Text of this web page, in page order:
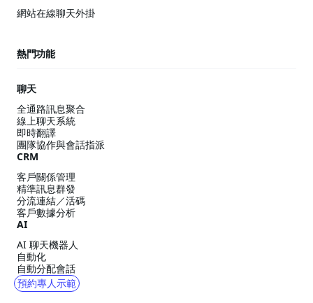
網站在線聊天外掛
熱門功能
聊天
全通路訊息聚合
線上聊天系統
即時翻譯
團隊協作與會話指派
CRM
客戶關係管理
精準訊息群發
分流連結／活碼
客戶數據分析
AI
AI 聊天機器人
自動化
自動分配會話
預約專人示範